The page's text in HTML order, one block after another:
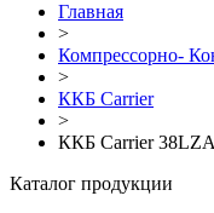
Главная
>
Компрессорно-
>
ККБ Carrier
>
ККБ Carrier
Каталог продукции